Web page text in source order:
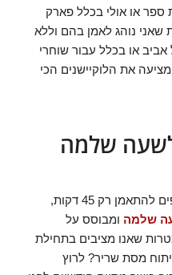
ספר או אולי בכלל פארק
נוהג לאמן בהם וללא
או בכלל עבור שוחרי
את הלוקיישנים הכי
שלמה
על אף שיש לי מתאמנים המעדיפים להתאמן רק 45 דקות,
שלמה ומבוסס על
שאנו מציבים בתחילת
מסת שריר? לרוץ